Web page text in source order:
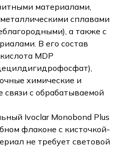
материалами,
сплавами
а также с
В его состав
MDP
химические и
связи с обрабатываемой
Ivoclar Monobond Plus
флаконе с кисточкой-
не требует световой